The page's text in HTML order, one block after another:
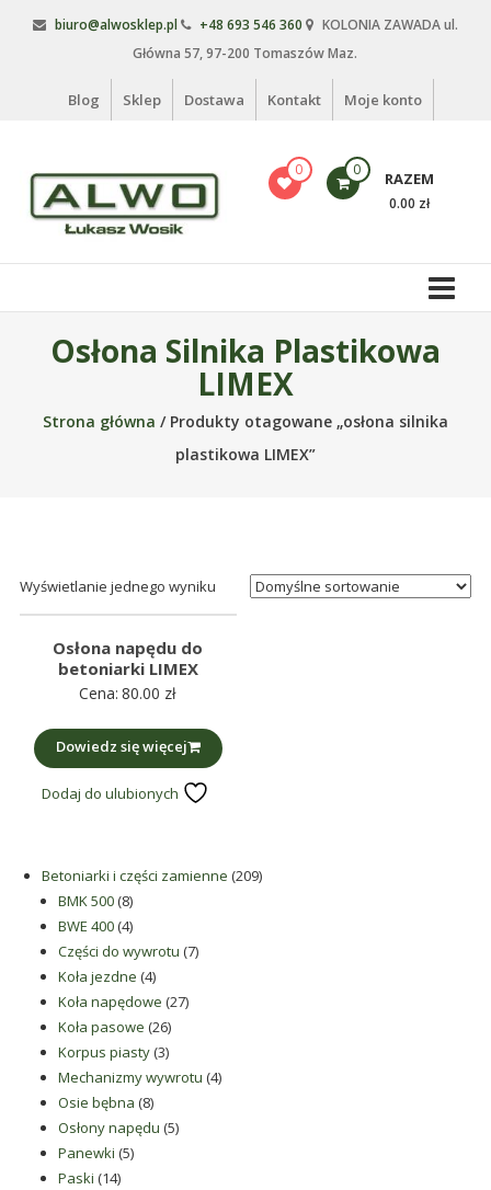
biuro@alwosklep.pl +48 693 546 360
KOLONIA ZAWADA ul.
Główna 57, 97-200 Tomaszów Maz.
Blog Sklep Dostawa Kontakt Moje konto
Alwo
sklep
ogrodowe,
Produkujemy
min.:
różnego
rodzaju
betoniarek,
rolniczych,
zamienne.
0 0 RAZEM
0.00 zł
Osłona Silnika Plastikowa
LIMEX
Strona główna / Produkty otagowane „osłona silnika
plastikowa LIMEX”
Wyświetlanie jednego wyniku
Osłona napędu do
betoniarki LIMEX
Cena: 80.00 zł
Dowiedz się więcej
Dodaj do ulubionych
Betoniarki i części zamienne 209209
BMK 500 88
produktów
BWE 400 44
produkty
Części do wywrotu 77
Koła jezdne 44
produkty
Koła napędowe 2727
Koła pasowe 2626
produktów
Korpus piasty 33
produkty
Mechanizmy wywrotu 44
Osie bębna 88
produktów
Osłony napędu 55
Panewki 55
Paski 1414